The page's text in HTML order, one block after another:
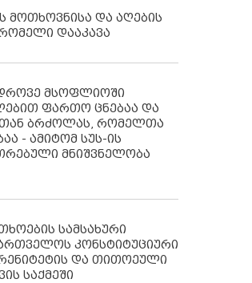
მოთხოვნისა და აღების
დააკავა
მსოფლიოში
ფართო ცნებაა და
ბრძოლას, რომელთა
- ამიტომ სუს-ის
მნიშვნელობა
სამსახური
კონსტიტუციური
და თითოეული
საქმეში